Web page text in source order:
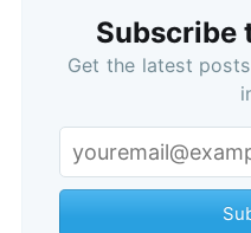
Subscribe
Get the latest